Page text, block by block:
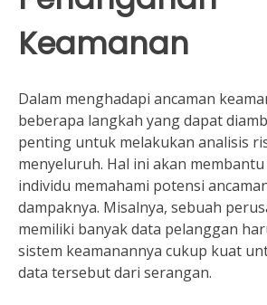
Keamanan
Dalam menghadapi ancaman
beberapa langkah yang dapat
penting untuk melakukan analisis
menyeluruh. Hal ini akan
individu memahami potensi
dampaknya. Misalnya, sebuah
memiliki banyak data pelanggan
sistem keamanannya cukup kuat
data tersebut dari serangan.